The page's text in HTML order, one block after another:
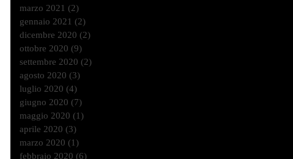
marzo 2021 (2)
gennaio 2021 (2)
dicembre 2020 (2)
ottobre 2020 (9)
settembre 2020 (2)
agosto 2020 (3)
luglio 2020 (4)
giugno 2020 (7)
maggio 2020 (1)
aprile 2020 (3)
marzo 2020 (1)
febbraio 2020 (6)